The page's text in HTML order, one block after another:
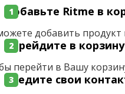
Добавьте Ritme в
добавить продукт
Перейдите в
перейти в Вашу
Введите свои